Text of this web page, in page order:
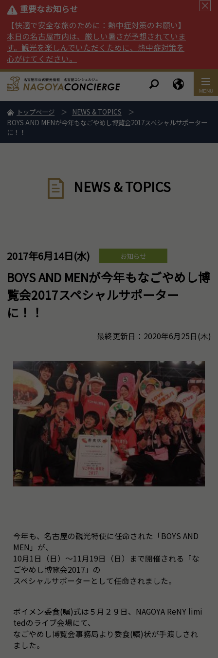
重要なお知らせ
【快適で安全な旅のために：熱中症対策のお願い】
本日の名古屋市内は、厳しい暑さが予想されていま
す。観光を楽しんでいただくために、熱中症対策を
心がけてください。
トップページ
NEWS & TOPICS
BOYS AND MENが今年もなごやめし博覧会2017スペシャルサポーター
に！！
NEWS & TOPICS
2017年6月14日(水) お知らせ
BOYS AND MENが今年もなごやめし博
覧会2017スペシャルサポーター
に！！
最終更新日：2020年6月25日(木)
今年も、名古屋の観光特使に任命された「BOYS AND
MEN」が、
10月1日（日）～11月19日（日）まで開催される「な
ごやめし博覧会2017」の
スペシャルサポーターとして任命されました。
ボイメン委食(嘱)式は５月２９日、NAGOYA ReNY limi
tedのライブ会場にて、
なごやめし博覧会事務局より委食(嘱)状が手渡しされ
ました。